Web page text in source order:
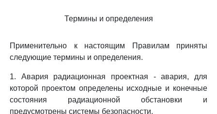
Термины и определения
Применительно к настоящим Правилам приняты
следующие термины и определения.
1. Авария радиационная проектная - авария, для
которой проектом определены исходные и конечные
состояния радиационной обстановки и
предусмотрены системы безопасности.